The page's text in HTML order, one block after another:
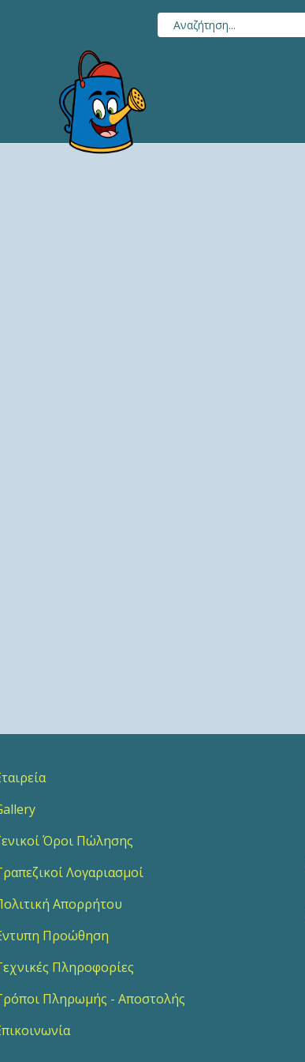
Όροι Πώλησης
Λογαριασμοί
Απορρήτου
Προώθηση
Πληροφορίες
Πληρωμής - Αποστολής